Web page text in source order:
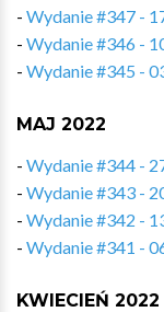
- Wydanie #347 -
- Wydanie #346 -
- Wydanie #345 -
MAJ 2022
- Wydanie #344 -
- Wydanie #343 -
- Wydanie #342 -
- Wydanie #341 -
KWIECIEŃ 2022